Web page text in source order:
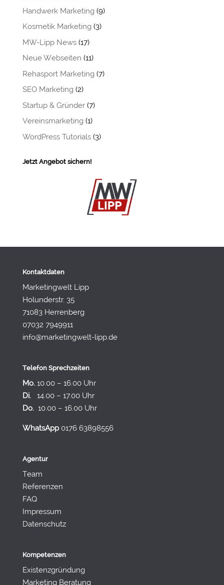
Handwerk Marketing (9)
Kosmetik Marketing (3)
MW-Lipp News(17)
Neue Webseiten (11)
Rehasport Marketing (7)
SEO Marketing (2)
Startup & Gründer(7)
Vereinsmarketing (1)
WordPress Tutorials(3)
Jetzt Angebot sichern!
Kontaktdaten
Marketingwelt Lipp
Holunderstr. 35
71083 Herrenberg
07032 7949911
info@marketingwelt-lipp.de
Telefon Sprechzeiten
Mo.10.00 – 16.00 Uhr
Di.14.00 – 17.00 Uhr
Do. 10.00 – 16.00 Uhr
WhatsApp 0176 63898556
Agentur
Team
Referenzen
FAQ
Impressum
Datenschutz
Kompetenzen
Existenzgründung
Marketing Beratung